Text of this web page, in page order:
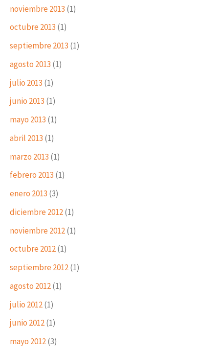
noviembre 2013 (1)
octubre 2013 (1)
septiembre 2013 (1)
agosto 2013 (1)
julio 2013 (1)
junio 2013 (1)
mayo 2013 (1)
abril 2013 (1)
marzo 2013 (1)
febrero 2013 (1)
enero 2013 (3)
diciembre 2012(1)
noviembre 2012(1)
octubre 2012(1)
septiembre 2012(1)
agosto 2012(1)
julio 2012(1)
junio 2012(1)
mayo 2012(3)